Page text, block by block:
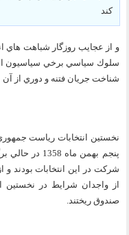
كند
و از عجايب روزگار شباهت هاي
سلوك سياسي برخي سياسيون
شناخت جريان فتنه و دوري از آن
نخستين انتخابات رياست
از واجدان شرايط در نخستين
صندوق ريختند.